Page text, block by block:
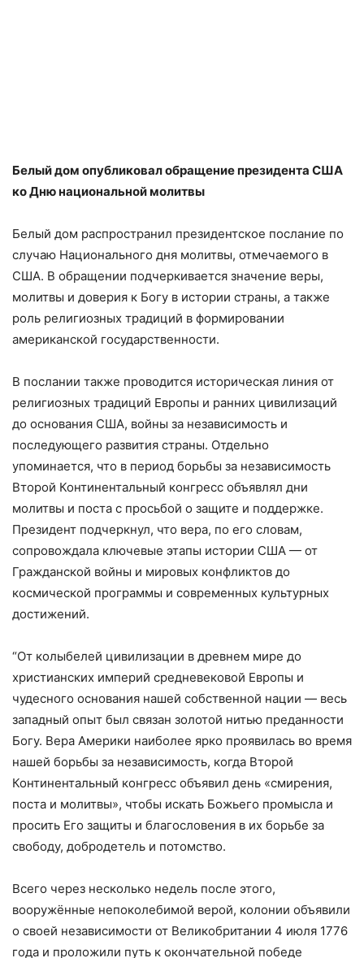
Белый дом опубликовал обращение президента США
ко Дню национальной молитвы
Белый дом распространил президентское послание по
случаю Национального дня молитвы, отмечаемого в
США. В обращении подчеркивается значение веры,
молитвы и доверия к Богу в истории страны, а также
роль религиозных традиций в формировании
американской государственности.
В послании также проводится историческая линия от
религиозных традиций Европы и ранних цивилизаций
до основания США, войны за независимость и
последующего развития страны. Отдельно
упоминается, что в период борьбы за независимость
Второй Континентальный конгресс объявлял дни
молитвы и поста с просьбой о защите и поддержке.
Президент подчеркнул, что вера, по его словам,
сопровождала ключевые этапы истории США — от
Гражданской войны и мировых конфликтов до
космической программы и современных культурных
достижений.
“От колыбелей цивилизации в древнем мире до
христианских империй средневековой Европы и
чудесного основания нашей собственной нации — весь
западный опыт был связан золотой нитью преданности
Богу. Вера Америки наиболее ярко проявилась во время
нашей борьбы за независимость, когда Второй
Континентальный конгресс объявил день «смирения,
поста и молитвы», чтобы искать Божьего промысла и
просить Его защиты и благословения в их борьбе за
свободу, добродетель и потомство.
Всего через несколько недель после этого,
вооружённые непоколебимой верой, колонии объявили
о своей независимости от Великобритании 4 июля 1776
года и проложили путь к окончательной победе